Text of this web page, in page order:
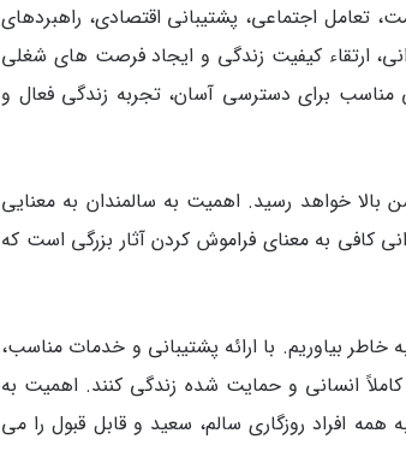
تعامل اجتماعی، پشتیبانی اقتصادی، راهبردهای
ارتقاء کیفیت زندگی و ایجاد فرصت‌ های شغلی
مناسب برای دسترسی آسان، تجربه زندگی فعال و
خواهد رسید. اهمیت به سالمندان به معنایی
کافی به معنای فراموش کردن آثار بزرگی است که
خاطر بیاوریم. با ارائه پشتیبانی و خدمات مناسب،
انسانی و حمایت شده زندگی کنند. اهمیت به
افراد روزگاری سالم، سعید و قابل قبول را می‌